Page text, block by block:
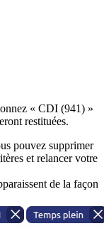
« CDI (941) »
restituées.
pouvez supprimer
et relancer votre
de la façon